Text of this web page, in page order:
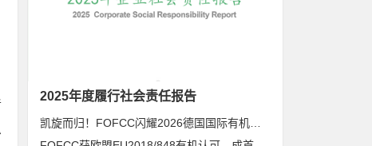
2025年度履行社会责任报告